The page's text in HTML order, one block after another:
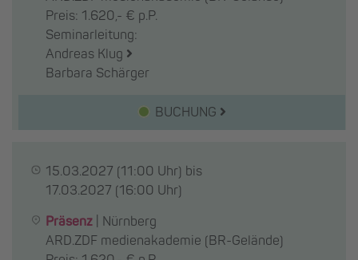
Preis: 1.620,- € p.P.
Seminarleitung:
Andreas Klug
Barbara Schärger
BUCHUNG
15.03.2027 (11:00 Uhr) bis
17.03.2027 (16:00 Uhr)
Präsenz
Nürnberg
ARD.ZDF medienakademie (BR-Gelände)